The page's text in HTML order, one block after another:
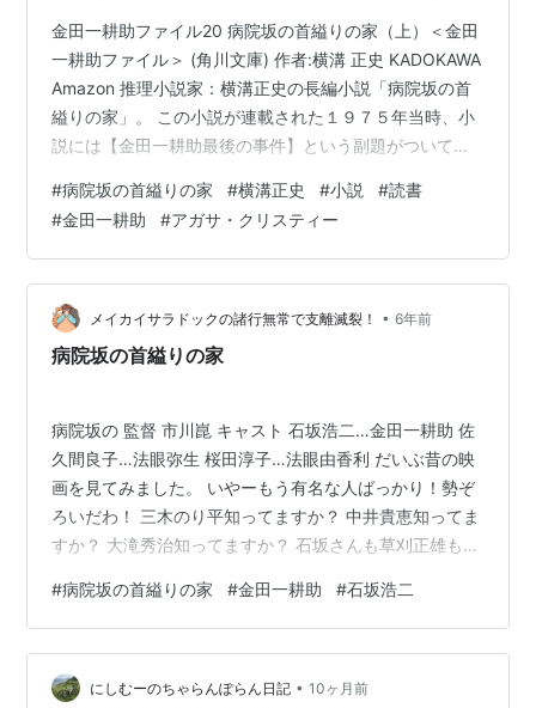
金田一耕助ファイル20 病院坂の首縊りの家（上）＜金田
一耕助ファイル＞ (角川文庫) 作者:横溝 正史 KADOKAWA
Amazon 推理小説家：横溝正史の長編小説「病院坂の首
縊りの家」。 この小説が連載された１９７５年当時、小
説には【金田一耕助最後の事件】という副題がついてい
始まった「悪霊島」が金田一耕助最後の事件になりま
す。 なので、今回は「病院坂の首縊りの家」に何故【金
田一耕助最後の事件】という副題がついたのか？につい
て書いてみます。１９７５年、横溝正史は以前に書いた
中編小説を再構成して、約１０年ぶりに金田一耕助の新
作「迷路荘の惨劇」…
#病院坂の首縊りの家 #横溝正史 #小説 #読書
#金田一耕助 #アガサ・クリスティー
メイカイサラドックの諸行無常で支離滅裂！ • 6年前
病院坂の首縊りの家
病院坂の 監督 市川崑 キャスト 石坂浩二…金田一耕助 佐
久間良子…法眼弥生 桜田淳子…法眼由香利 だいぶ昔の映
画を見てみました。 いやーもう有名な人ばっかり！勢ぞ
ろいだわ！ 三木のり平知ってますか？ 中井貴恵知ってま
すか？ 大滝秀治知ってますか？ 石坂さんも草刈正雄も若
本信人でしたー！ なぜに老けないんだろうこの方。 桜田
淳子がなんでか広瀬すずに見えたし、 草刈さんが福山に
見えたのはきっと私だけなんだろう。 ピーターも現代の
お兄ちゃんにいそうな感じ。 あ、忘れてた！ 横溝先生が
#病院坂の首縊りの家 #金田一耕助 #石坂浩二
にしむーのちゃらんぽらん日記 • 10ヶ月前